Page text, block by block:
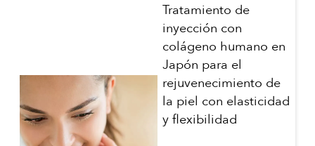
Tratamiento de
inyección con
colágeno humano en
Japón para el
rejuvenecimiento de
la piel con elasticidad
y flexibilidad